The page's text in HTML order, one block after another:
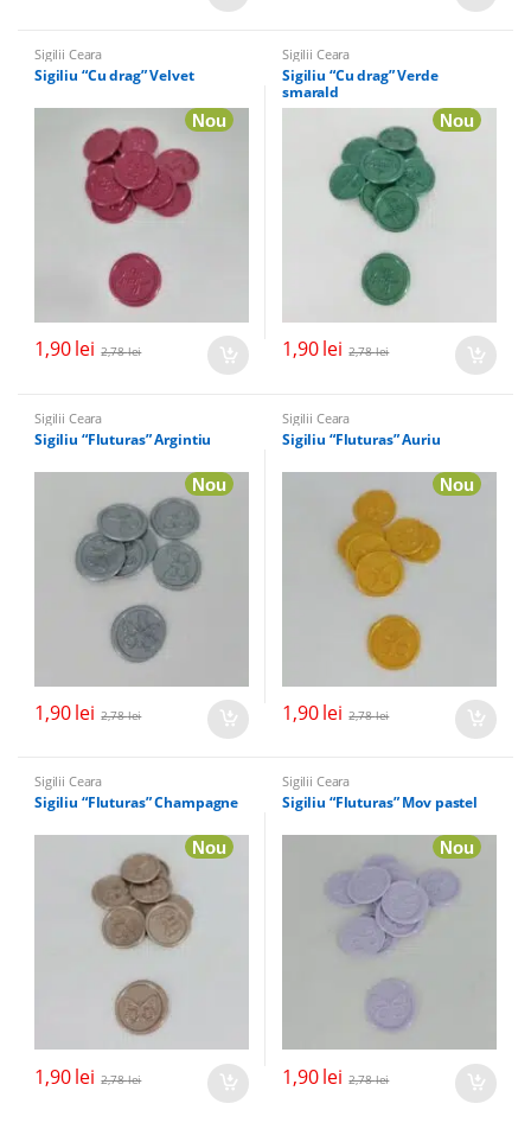
Sigilii Ceara
Sigiliu “Cu drag” Velvet
Nou
1,90lei 2,78lei
Sigilii Ceara
Sigiliu “Cu drag” Verde
smarald
Nou
1,90lei 2,78lei
Sigilii Ceara
Sigiliu “Fluturas” Argintiu
Nou
1,90lei 2,78lei
Sigilii Ceara
Sigiliu “Fluturas” Auriu
Nou
1,90lei 2,78lei
Sigilii Ceara
Sigiliu “Fluturas” Champagne
Nou
1,90lei 2,78lei
Sigilii Ceara
Sigiliu “Fluturas” Mov pastel
Nou
1,90lei 2,78lei